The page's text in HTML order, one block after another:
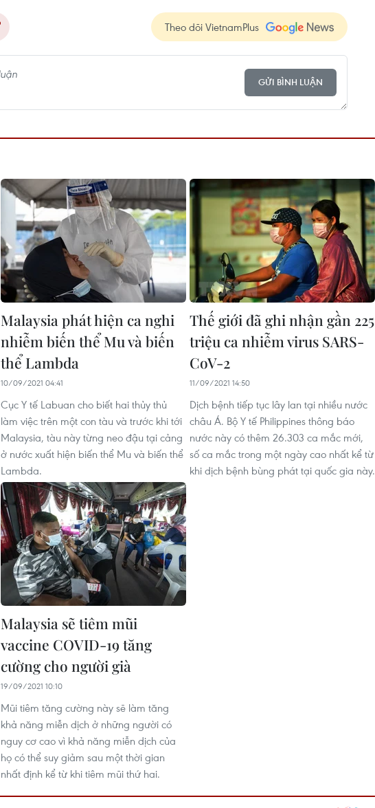
Theo dõi VietnamPlus
GỬI BÌNH LUẬN
Malaysia phát hiện ca nghi
nhiễm biến thể Mu và biến
thể Lambda
10/09/2021 04:41
Cục Y tế Labuan cho biết hai thủy thủ
làm việc trên một con tàu và trước khi tới
Malaysia, tàu này từng neo đậu tại cảng
ở nước xuất hiện biến thể Mu và biến thể
Lambda.
Thế giới đã ghi nhận gần 225
triệu ca nhiễm virus SARS-
CoV-2
11/09/2021 14:50
Dịch bệnh tiếp tục lây lan tại nhiều nước
châu Á. Bộ Y tế Philippines thông báo
nước này có thêm 26.303 ca mắc mới,
số ca mắc trong một ngày cao nhất kể từ
khi dịch bệnh bùng phát tại quốc gia này.
Malaysia sẽ tiêm mũi
vaccine COVID-19 tăng
cường cho người già
19/09/2021 10:10
Mũi tiêm tăng cường này sẽ làm tăng
khả năng miễn dịch ở những người có
nguy cơ cao vì khả năng miễn dịch của
họ có thể suy giảm sau một thời gian
nhất định kể từ khi tiêm mũi thứ hai.